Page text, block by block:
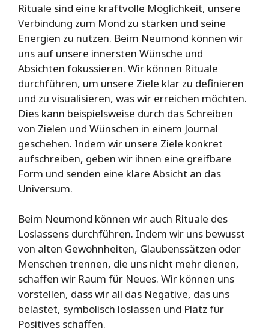
Rituale sind eine kraftvolle Möglichkeit, unsere
Verbindung zum Mond zu stärken und seine
Energien zu nutzen. Beim Neumond können wir
uns auf unsere innersten Wünsche und
Absichten fokussieren. Wir können Rituale
durchführen, um unsere Ziele klar zu definieren
und zu visualisieren, was wir erreichen möchten.
Dies kann beispielsweise durch das Schreiben
von Zielen und Wünschen in einem Journal
geschehen. Indem wir unsere Ziele konkret
aufschreiben, geben wir ihnen eine greifbare
Form und senden eine klare Absicht an das
Universum.
Beim Neumond können wir auch Rituale des
Loslassens durchführen. Indem wir uns bewusst
von alten Gewohnheiten, Glaubenssätzen oder
Menschen trennen, die uns nicht mehr dienen,
schaffen wir Raum für Neues. Wir können uns
vorstellen, dass wir all das Negative, das uns
belastet, symbolisch loslassen und Platz für
Positives schaffen.